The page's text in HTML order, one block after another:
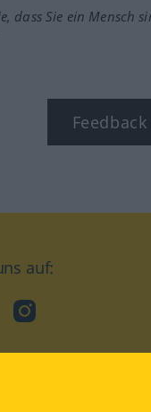
dass Sie ein Mensch
auf:
Instagram